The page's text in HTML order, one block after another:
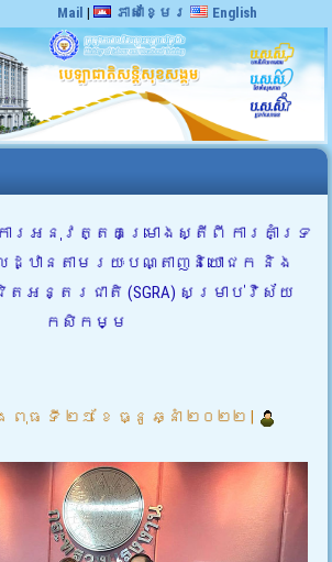
Mail | ភាសាខ្មែរ English
រអនុវត្តគម្រោងស្តីពី ការគាំទ្រ
ឋានតាមរយៈបណ្តាញនិយោជក និង
អន្តរជាតិ (SGRA) សម្រាប់វិស័យ
កសិកម្ម
ៃ ពុធ ទី ២១ ខែ ធ្នូ ឆ្នាំ ២០២២